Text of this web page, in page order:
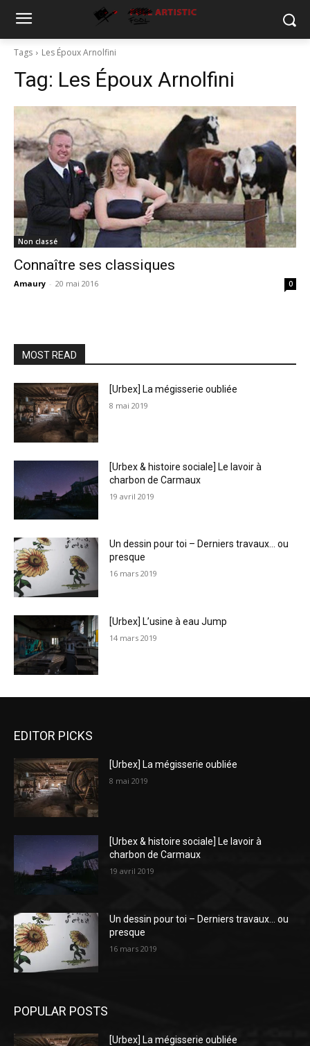
Tags Les Époux Arnolfini
Tag: Les Époux Arnolfini
Non classé
Connaître ses classiques
Amaury - 20 mai 2016 0
MOST READ
[Urbex] La mégisserie oubliée
8 mai 2019
[Urbex & histoire sociale] Le lavoir à
charbon de Carmaux
19 avril 2019
Un dessin pour toi – Derniers travaux… ou
presque
16 mars 2019
[Urbex] L’usine à eau Jump
14 mars 2019
EDITOR PICKS
[Urbex] La mégisserie oubliée
8 mai 2019
[Urbex & histoire sociale] Le lavoir à
charbon de Carmaux
19 avril 2019
Un dessin pour toi – Derniers travaux… ou
presque
16 mars 2019
POPULAR POSTS
[Urbex] La mégisserie oubliée